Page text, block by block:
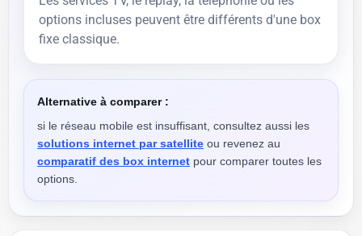
options incluses peuvent être différents d'une box
fixe classique.
Alternative à comparer :
si le réseau mobile est insuffisant, consultez aussi les
solutions internet par satellite ou revenez au
comparatif des box internet pour comparer toutes les
options.